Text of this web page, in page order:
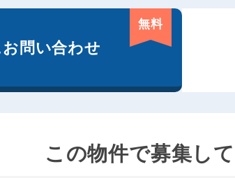
問い合わせ
無料
この物件で募集し